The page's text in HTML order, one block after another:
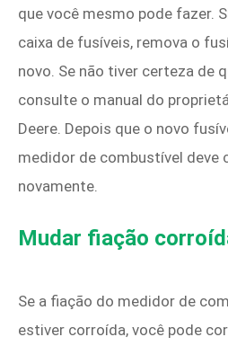
que você mesmo pode fazer.
caixa de fusíveis, remova o
novo. Se não tiver certeza de
consulte o manual do
Deere. Depois que o novo
medidor de combustível deve
novamente.
Mudar fiação
Se a fiação do medidor de
estiver corroída, você pode